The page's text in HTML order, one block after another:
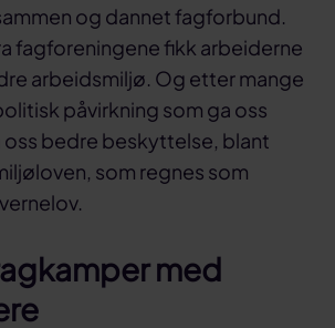
og dannet fagforbund.
fagforeningene fikk arbeiderne
arbeidsmiljø. Og etter mange
påvirkning som ga oss
oss bedre beskyttelse, blant
som regnes som
med